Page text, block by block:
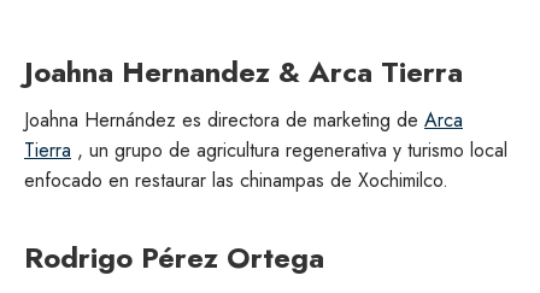
Joahna Hernandez & Arca Tierra
Joahna Hernández es directora de marketing de Arca
Tierra , un grupo de agricultura regenerativa y turismo local
enfocado en restaurar las chinampas de Xochimilco.
Rodrigo Pérez Ortega